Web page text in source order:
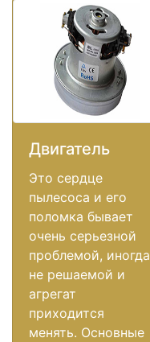
Двигатель
Это сердце
пылесоса и его
поломка бывает
очень серьезной
проблемой, иногда
не решаемой и
агрегат
приходится
менять. Основные